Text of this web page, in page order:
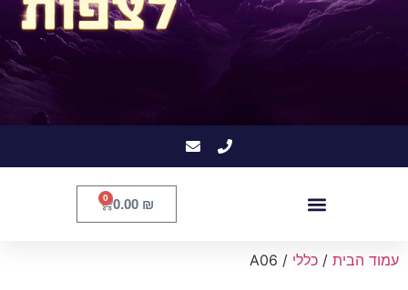
0.00 ₪
0
עמוד הבית / כללי / A06